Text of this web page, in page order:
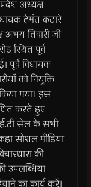
अध्यक्ष
हेमंत कटारे
तिवारी जी
स्थित पूर्व
पूर्व विधायक
को नियुक्ति
गया। इस
करते हुए
सेल के सभी
सोशल मीडिया
की
उपलब्धिया
का कार्य करें।